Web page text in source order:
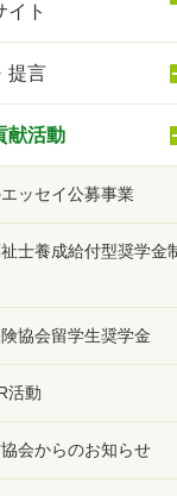
イト
提言
献活動
ッセイ公募事業
士養成給付型奨学金
協会留学生奨学金
活動
会からのお知らせ